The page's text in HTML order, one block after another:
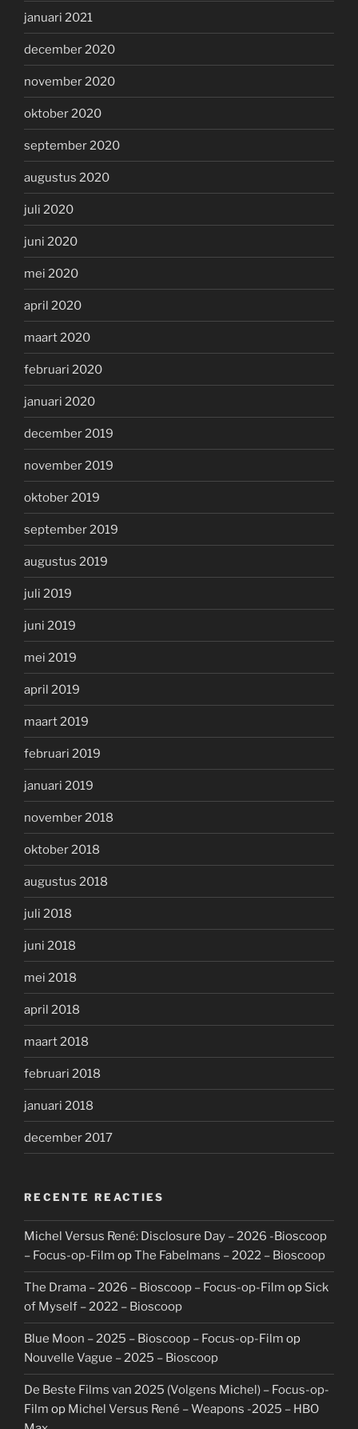
januari 2021
december 2020
november 2020
oktober 2020
september 2020
augustus 2020
juli 2020
juni 2020
mei 2020
april 2020
maart 2020
februari 2020
januari 2020
december 2019
november 2019
oktober 2019
september 2019
augustus 2019
juli 2019
juni 2019
mei 2019
april 2019
maart 2019
februari 2019
januari 2019
november 2018
oktober 2018
augustus 2018
juli 2018
juni 2018
mei 2018
april 2018
maart 2018
februari 2018
januari 2018
december 2017
RECENTE REACTIES
Michel Versus René: Disclosure Day – 2026 -Bioscoop
– Focus-op-Film opThe Fabelmans – 2022 – Bioscoop
The Drama – 2026 – Bioscoop – Focus-op-Film op Sick
of Myself – 2022 – Bioscoop
Blue Moon – 2025 – Bioscoop – Focus-op-Film op
Nouvelle Vague – 2025 – Bioscoop
De Beste Films van 2025 (Volgens Michel) – Focus-op-
Film op Michel Versus René – Weapons -2025 – HBO